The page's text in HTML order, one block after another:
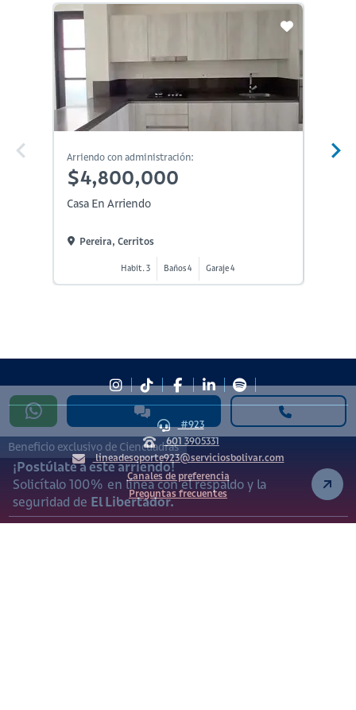
Beneficio exclusivo de Ciencuadras
¡Postúlate a este arriendo!
Solicítalo 100% en línea con el respaldo y la
seguridad de El Libertador.
Arriendo con administración:
$4,800,000
Casa En Arriendo
Pereira, Cerritos
Habit. 3 Baños 4 Garaje 4
#923
601 3905331
lineadesoporte923@serviciosbolivar.com
Canales de preferencia
Preguntas frecuentes